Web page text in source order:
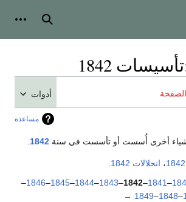
بحث
تأسيسات 1842
أدوات
مساعدة
أخرى أُسست أو تأسست في سنة 1842
، انحلالات 1842
–
1841
–
1842
–
1843
–
1844
–
1845
–
1846
–
–
1848
–
1849
→